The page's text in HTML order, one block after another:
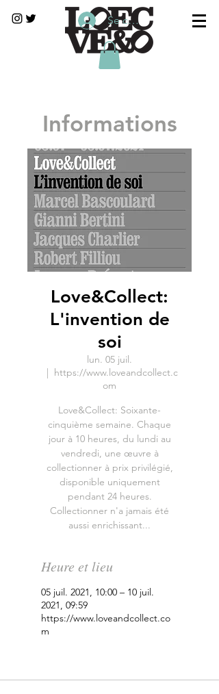
Se connecter
Informations
Love&Collect:
L'invention de
soi
lun. 05 juil.
  |
https://www.loveandcollect.c
om
Love&Collect: Soixante-
cinquième semaine. Chaque
jour à 10 heures, du lundi au
vendredi, une œuvre à
collectionner à prix privilégié,
disponible uniquement
pendant 24 heures.
Collectionner n'a jamais été
aussi enrichissant...
Heure et lieu
05 juil. 2021, 10:00 – 10 juil.
2021, 09:59
https://www.loveandcollect.co
m